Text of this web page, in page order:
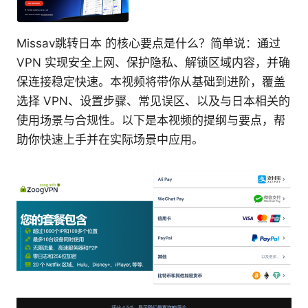
Missav跳转日本 的核心要点是什么？简单说：通过
VPN 实现安全上网、保护隐私、解锁区域内容，并确
保连接稳定快速。本视频将带你从基础到进阶，覆盖
选择 VPN、设置步骤、常见误区、以及与日本相关的
使用场景与合规性。以下是本视频的提纲与要点，帮
助你快速上手并在实际场景中应用。